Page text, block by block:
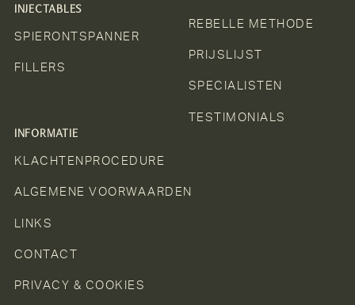
INJECTABLES
SPIERONTSPANNER
FILLERS
REBELLE METHODE
PRIJSLIJST
SPECIALISTEN
TESTIMONIALS
INFORMATIE
KLACHTENPROCEDURE
ALGEMENE VOORWAARDEN
LINKS
CONTACT
PRIVACY & COOKIES